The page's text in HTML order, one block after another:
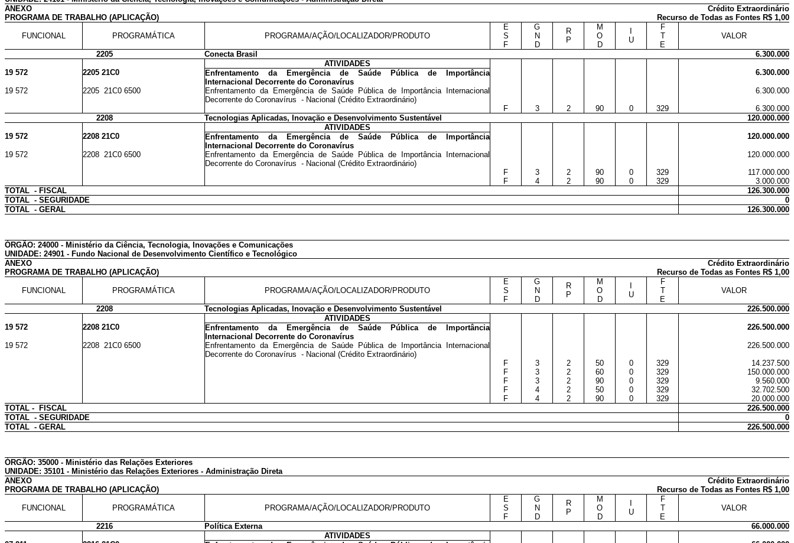
ANEXO
Crédito Extraordinário
PROGRAMA DE TRABALHO (APLICAÇÃO)
Recurso de Todas as Fontes R$ 1,00
FUNCIONAL PROGRAMÁTICA PROGRAMA/AÇÃO/LOCALIZADOR/PRODUTO
E
S
F
G
N
D
R
P
M
O
D
U
F
T
E
VALOR
2205 Conecta Brasil
6.300.000
ATIVIDADES
19 572
2205 21C0
Enfrentamento da Emergência de Saúde Pública de Importância
Internacional Decorrente do Coronavírus
6.300.000
19 572 2205 21C0 6500
Enfrentamento da Emergência de Saúde Pública de Importância Internacional
Decorrente do Coronavírus - Nacional (Crédito Extraordinário)
6.300.000
F
3 2 90 0 329
6.300.000
2208
Tecnologias Aplicadas, Inovação e Desenvolvimento Sustentável
120.000.000
ATIVIDADES
19 572
2208 21C0
Enfrentamento da Emergência de Saúde Pública de Importância
Internacional Decorrente do Coronavírus
120.000.000
19 572 2208 21C0 6500
Enfrentamento da Emergência de Saúde Pública de Importância Internacional
Decorrente do Coronavírus - Nacional (Crédito Extraordinário)
120.000.000
F
3 2 90 0 329
117.000.000
F
4 2 90 0 329
3.000.000
TOTAL - FISCAL
126.300.000
TOTAL - SEGURIDADE
0
TOTAL - GERAL
126.300.000
ÓRGÃO: 24000 - Ministério da Ciência, Tecnologia, Inovações e Comunicações
UNIDADE: 24901 - Fundo Nacional de Desenvolvimento Científico e Tecnológico
ANEXO
Crédito Extraordinário
PROGRAMA DE TRABALHO (APLICAÇÃO)
Recurso de Todas as Fontes R$ 1,00
FUNCIONAL PROGRAMÁTICA PROGRAMA/AÇÃO/LOCALIZADOR/PRODUTO
E
S
F
G
N
D
R
P
M
O
D
U
F
T
E
VALOR
2208 Tecnologias Aplicadas, Inovação e Desenvolvimento Sustentável
226.500.000
ATIVIDADES
19 572
2208 21C0
Enfrentamento da Emergência de Saúde Pública de Importância
Internacional Decorrente do Coronavírus
226.500.000
19 572 2208 21C0 6500
Enfrentamento da Emergência de Saúde Pública de Importância Internacional
Decorrente do Coronavírus - Nacional (Crédito Extraordinário)
226.500.000
F
3 2 50 0 329
14.237.500
F
3 2 60 0 329
150.000.000
F
3 2 90 0 329
9.560.000
F
4 2 50 0 329
32.702.500
F
4 2 90 0 329
20.000.000
TOTAL - FISCAL
226.500.000
TOTAL - SEGURIDADE
0
TOTAL - GERAL
226.500.000
ÓRGÃO: 35000 - Ministério das Relações Exteriores
UNIDADE: 35101 - Ministério das Relações Exteriores - Administração Direta
ANEXO
Crédito Extraordinário
PROGRAMA DE TRABALHO (APLICAÇÃO)
Recurso de Todas as Fontes R$ 1,00
FUNCIONAL PROGRAMÁTICA PROGRAMA/AÇÃO/LOCALIZADOR/PRODUTO
E
S
F
G
N
D
R
P
M
O
D
U
F
T
E
VALOR
2216 Política Externa
66.000.000
ATIVIDADES